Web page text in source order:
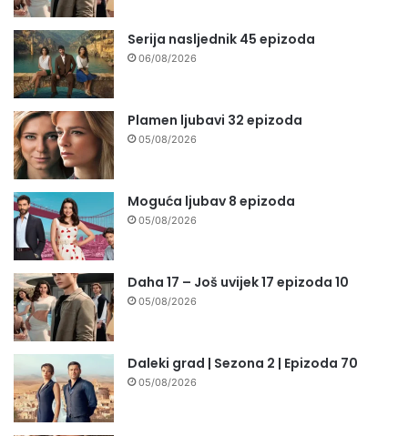
Serija nasljednik 45 epizoda
06/08/2026
Plamen ljubavi 32 epizoda
05/08/2026
Moguća ljubav 8 epizoda
05/08/2026
Daha 17 – Još uvijek 17 epizoda 10
05/08/2026
Daleki grad | Sezona 2 | Epizoda 70
05/08/2026